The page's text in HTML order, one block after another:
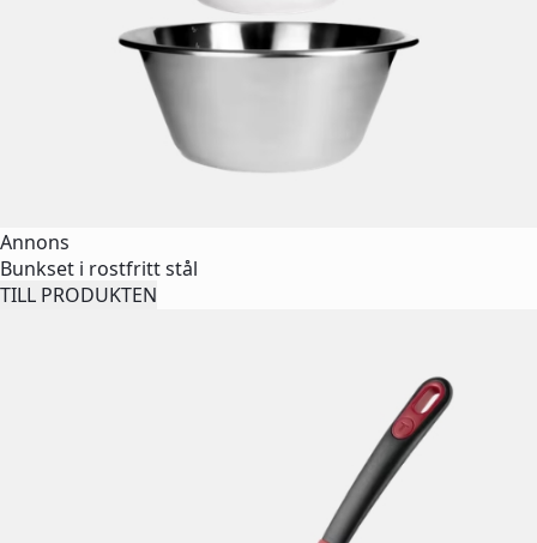
Annons
Bunkset i rostfritt stål
TILL PRODUKTEN